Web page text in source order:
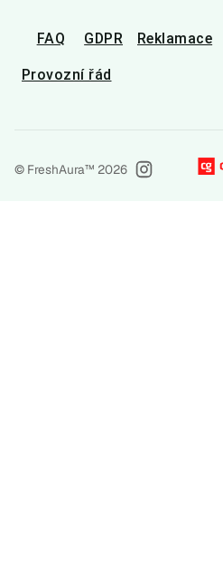
FAQ GDPR Reklamace
Provozní řád
© FreshAura™ 2026